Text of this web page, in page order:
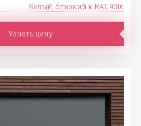
Белый, близкий к RAL 9016
Узнать цену